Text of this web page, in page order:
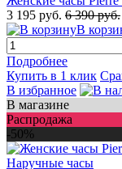
3 195 руб. 6 390 руб.
В
Подробнее
Купить в 1 клик
В избранное
В магазине
Распродажа
-50%